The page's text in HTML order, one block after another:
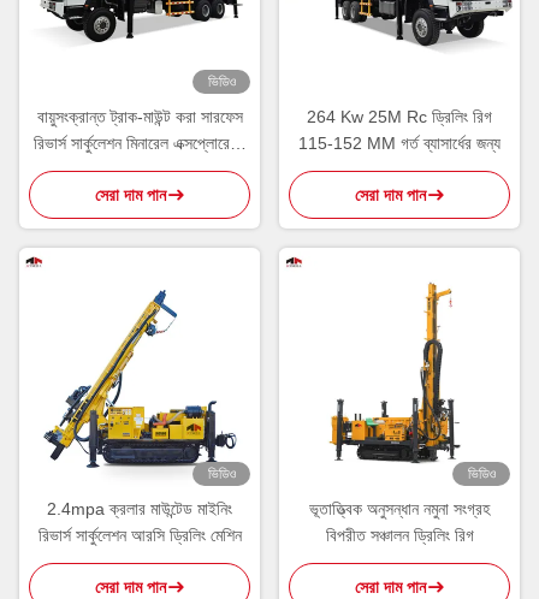
ভিডিও
বায়ুসংক্রান্ত ট্রাক-মাউন্ট করা সারফেস
রিভার্স সার্কুলেশন মিনারেল এক্সপ্লোরেশন
গ্রেড কন্ট্রোল ড্রিলিং রিগ
সেরা দাম পান
264 Kw 25M Rc ড্রিলিং রিগ
115-152 MM গর্ত ব্যাসার্ধের জন্য
সেরা দাম পান
ভিডিও
2.4mpa ক্রলার মাউন্টেড মাইনিং
রিভার্স সার্কুলেশন আরসি ড্রিলিং মেশিন
সেরা দাম পান
ভিডিও
ভূতাত্ত্বিক অনুসন্ধান নমুনা সংগ্রহ
বিপরীত সঞ্চালন ড্রিলিং রিগ
সেরা দাম পান